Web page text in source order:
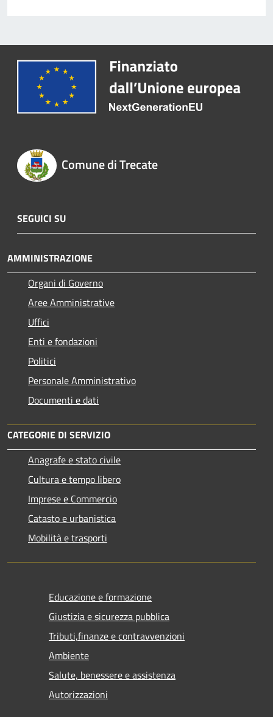
Comune di Trecate
SEGUICI SU
AMMINISTRAZIONE
Organi di Governo
Aree Amministrative
Uffici
Enti e fondazioni
Politici
Personale Amministrativo
Documenti e dati
CATEGORIE DI SERVIZIO
Anagrafe e stato civile
Cultura e tempo libero
Imprese e Commercio
Catasto e urbanistica
Mobilità e trasporti
Educazione e formazione
Giustizia e sicurezza pubblica
Tributi,finanze e contravvenzioni
Ambiente
Salute, benessere e assistenza
Autorizzazioni